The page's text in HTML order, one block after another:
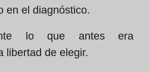
en el diagnóstico.
lo que antes era
libertad de elegir.